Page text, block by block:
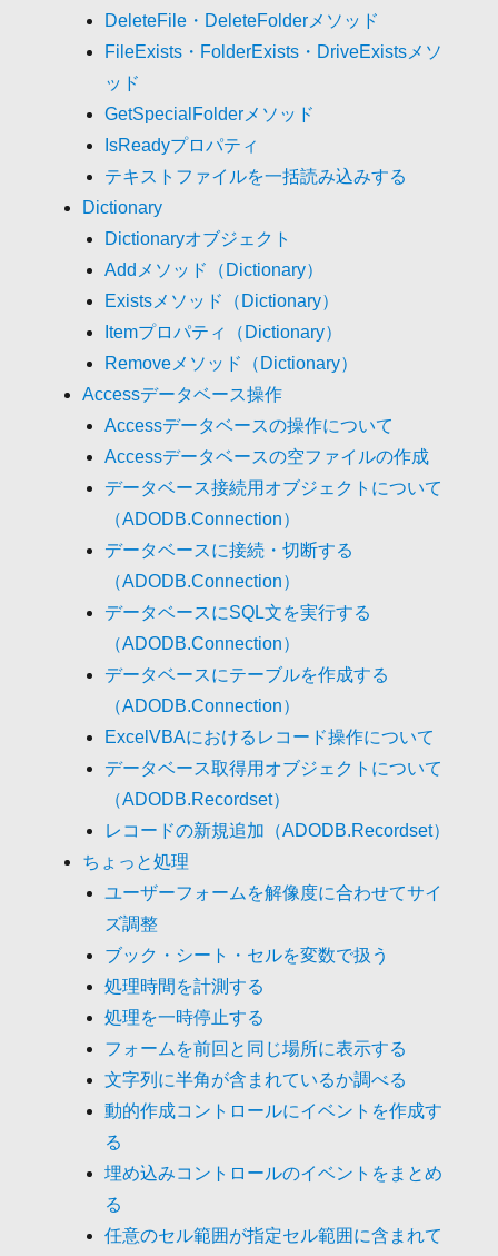
DeleteFile・DeleteFolderメソッド
FileExists・FolderExists・DriveExistsメソ
ッド
GetSpecialFolderメソッド
IsReadyプロパティ
テキストファイルを一括読み込みする
Dictionary
Dictionaryオブジェクト
Addメソッド（Dictionary）
Existsメソッド（Dictionary）
Itemプロパティ（Dictionary）
Removeメソッド（Dictionary）
Accessデータベース操作
Accessデータベースの操作について
Accessデータベースの空ファイルの作成
データベース接続用オブジェクトについて
（ADODB.Connection）
データベースに接続・切断する
（ADODB.Connection）
データベースにSQL文を実行する
（ADODB.Connection）
データベースにテーブルを作成する
（ADODB.Connection）
ExcelVBAにおけるレコード操作について
データベース取得用オブジェクトについて
（ADODB.Recordset）
レコードの新規追加（ADODB.Recordset）
ちょっと処理
ユーザーフォームを解像度に合わせてサイ
ズ調整
ブック・シート・セルを変数で扱う
処理時間を計測する
処理を一時停止する
フォームを前回と同じ場所に表示する
文字列に半角が含まれているか調べる
動的作成コントロールにイベントを作成す
る
埋め込みコントロールのイベントをまとめ
る
任意のセル範囲が指定セル範囲に含まれて